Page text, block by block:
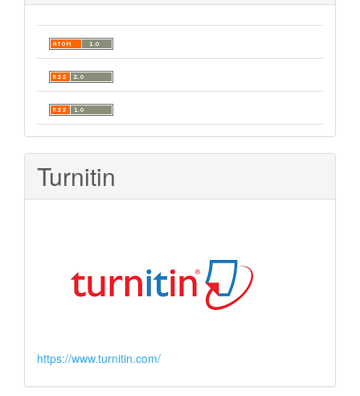
Turnitin
https://www.turnitin.com/